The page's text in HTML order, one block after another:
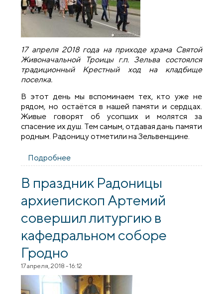
17 апреля 2018 года на приходе храма Святой
Живоначальной Троицы г.п. Зельва состоялся
традиционный Крестный ход на кладбище
поселка.
В этот день мы вспоминаем тех, кто уже не
рядом, но остаётся в нашей памяти и сердцах.
Живые говорят об усопших и молятся за
спасение их душ. Тем самым, отдавая дань памяти
родным. Радоницу отметили на Зельвенщине.
Подробнее
состоялся традиционный Крестный ход
В праздник Радоницы
архиепископ Артемий
совершил литургию в
кафедральном соборе
Гродно
17 апреля, 2018 - 16:12